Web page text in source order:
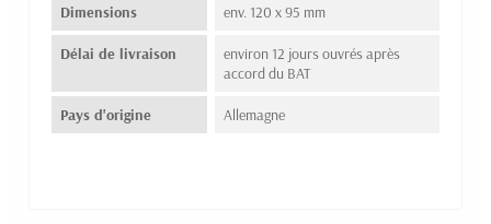
Dimensions env. 120 x 95 mm
Délai de livraison
environ 12 jours ouvrés après
accord du BAT
Pays d'origine Allemagne